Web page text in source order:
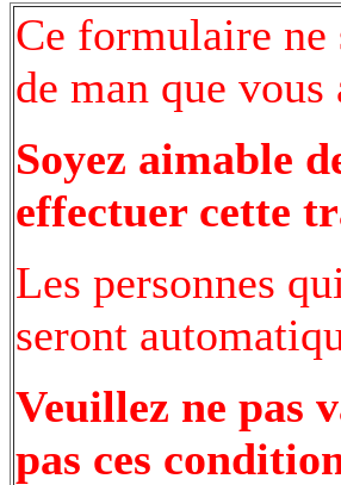
Ce formulaire ne
de man que
Soyez aimable
effectuer cette
Les personnes
seront
Veuillez ne pas
pas ces